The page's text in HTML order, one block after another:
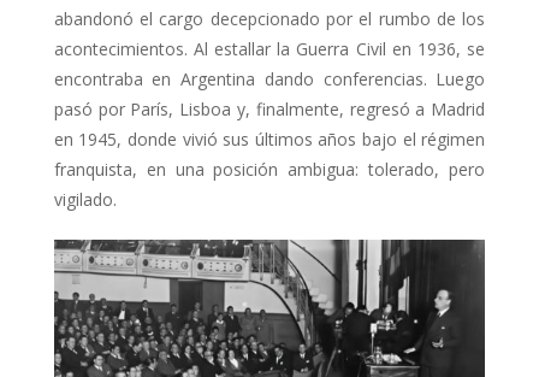
abandonó el cargo decepcionado por el rumbo de los
acontecimientos. Al estallar la Guerra Civil en 1936, se
encontraba en Argentina dando conferencias. Luego
pasó por París, Lisboa y, finalmente, regresó a Madrid
en 1945, donde vivió sus últimos años bajo el régimen
franquista, en una posición ambigua: tolerado, pero
vigilado.